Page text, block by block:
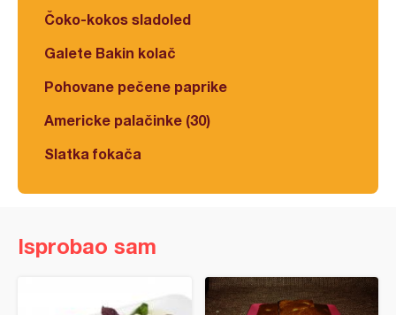
Čoko-kokos sladoled
Galete Bakin kolač
Pohovane pečene paprike
Americke palačinke (30)
Slatka fokača
Isprobao sam